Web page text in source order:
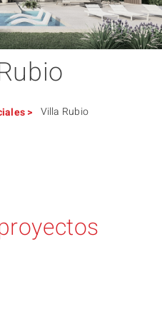
> Villa Rubio